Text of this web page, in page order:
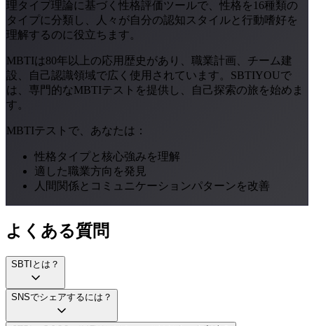
理タイプ理論に基づく性格評価ツールで、性格を16種類の
タイプに分類し、人々が自分の認知スタイルと行動嗜好を
理解するのに役立ちます。
MBTIは80年以上の応用歴史があり、職業計画、チーム建
設、自己認識領域で広く使用されています。SBTIYOUで
は、専門的なMBTIテストを提供し、自己探索の旅を始めま
す。
MBTIテストで、あなたは：
性格タイプと核心強みを理解
適した職業方向を発見
人間関係とコミュニケーションパターンを改善
よくある質問
SBTIとは？
SNSでシェアするには？